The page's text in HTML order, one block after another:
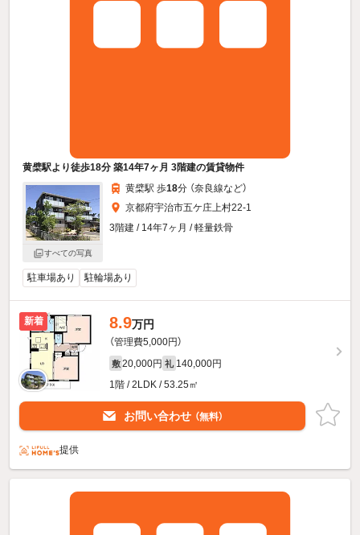
黄檗駅より徒歩18分 築14年7ヶ月 3階建の賃貸物件
すべての写真
黄檗駅 歩18分 （奈良線など）
京都府宇治市五ケ庄上村22-1
3階建 / 14年7ヶ月 / 軽量鉄骨
駐車場あり 駐輪場あり
新着 8.9万円
（管理費5,000円）
敷 20,000円 礼 140,000円
1階 / 2LDK / 53.25㎡
お問い合わせ （無料）
提供